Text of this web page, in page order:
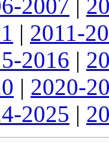
2007 |
| 2011-
2016 |
| 2020-
2025 |